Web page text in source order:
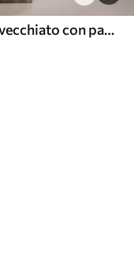
Collage floreale invecchiato con pavoni e farfalle